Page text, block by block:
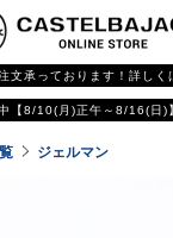
文承っております！詳しく
【8/10(月)正午～8/16(日)
ジェルマン